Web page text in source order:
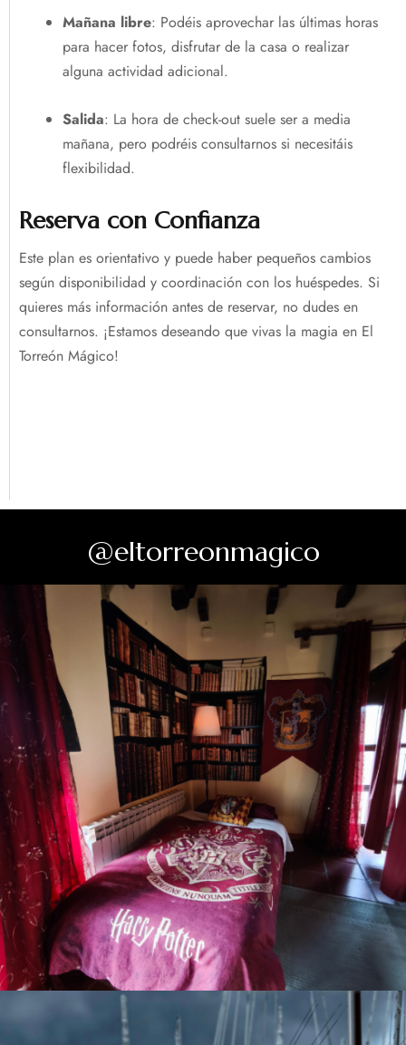
Mañana libre: Podéis aprovechar las últimas horas
para hacer fotos, disfrutar de la casa o realizar
alguna actividad adicional.
Salida: La hora de check-out suele ser a media
mañana, pero podréis consultarnos si necesitáis
flexibilidad.
Reserva con Confianza
Este plan es orientativo y puede haber pequeños cambios
según disponibilidad y coordinación con los huéspedes. Si
quieres más información antes de reservar, no dudes en
consultarnos. ¡Estamos deseando que vivas la magia en El
Torreón Mágico!
@eltorreonmagico